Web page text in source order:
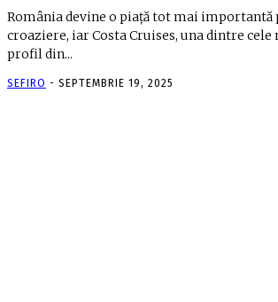
România devine o piață tot mai
croaziere, iar Costa Cruises, una dintre
profil din...
SEFIRO - SEPTEMBRIE 19, 2025